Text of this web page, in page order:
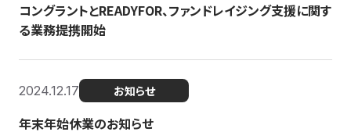
コングラントとREADYFOR、ファンドレイジング支援に関す
る業務提携開始
2024.12.17 お知らせ
年末年始休業のお知らせ